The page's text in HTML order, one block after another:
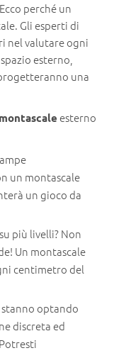
perché un
Gli esperti di
nel valutare ogni
esterno,
una
esterno
un montascale
un gioco da
più livelli? Non
Un montascale
centimetro del
optando
discreta ed